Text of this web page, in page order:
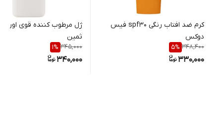
کرم ضد افتاب رنگی spf30 فیس
دوکس
348,400
5%
330,000
ثمین
345,000
1%
340,000